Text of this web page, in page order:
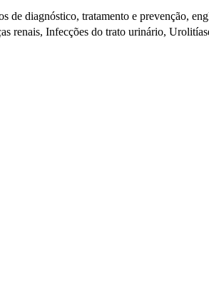
de diagnóstico, tratamento e
renais, Infecções do trato urinário,